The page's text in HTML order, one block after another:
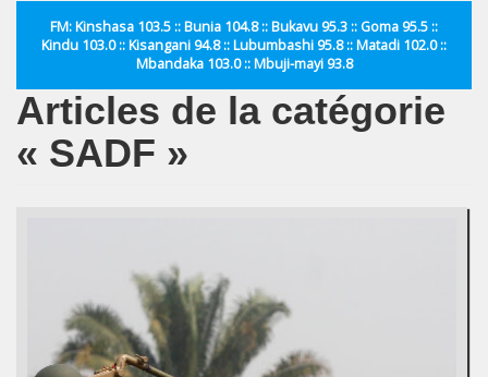
FM: Kinshasa 103.5 :: Bunia 104.8 :: Bukavu 95.3 :: Goma 95.5 ::
Kindu 103.0 :: Kisangani 94.8 :: Lubumbashi 95.8 :: Matadi 102.0 ::
Mbandaka 103.0 :: Mbuji-mayi 93.8
Articles de la catégorie
« SADF »